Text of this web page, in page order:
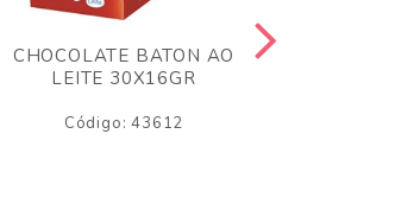
CHOCOLATE BATON AO
LEITE 30X16GR
Código: 43612